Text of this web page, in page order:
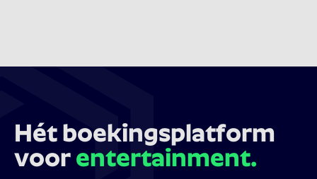
Hét boekingsplatform
voor entertainment.